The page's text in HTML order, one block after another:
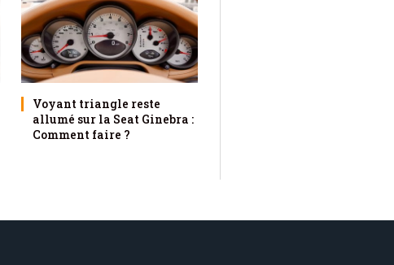
Voyant triangle reste
allumé sur la Seat Ginebra :
Comment faire ?